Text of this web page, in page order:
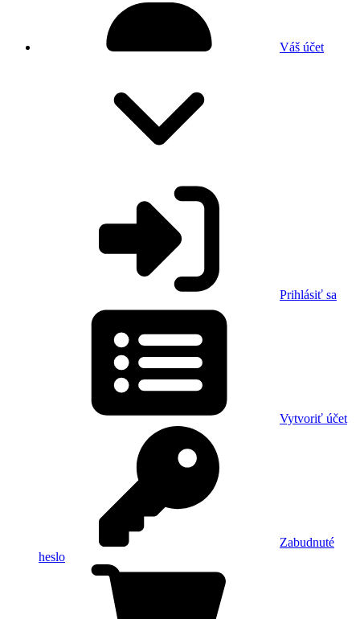
Váš účet
Prihlásiť sa
Vytvoriť účet
Zabudnuté
heslo